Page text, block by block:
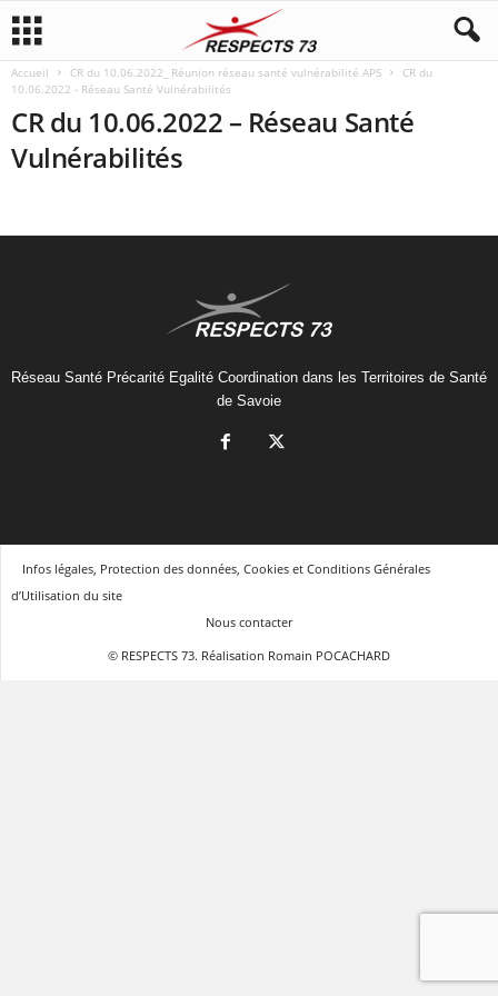
Accueil CR du 10.06.2022_ Réunion réseau santé vulnérabilité APS
CR du
10.06.2022 - Réseau Santé Vulnérabilités
CR du 10.06.2022 – Réseau Santé
Vulnérabilités
Réseau Santé Précarité Egalité Coordination dans les Territoires de Santé
de Savoie
Infos légales, Protection des données, Cookies et Conditions Générales
d’Utilisation du site
Nous contacter
© RESPECTS 73. Réalisation Romain POCACHARD